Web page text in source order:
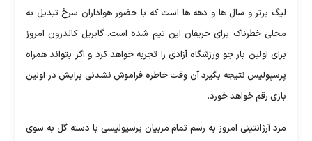
لیگ برتر و سال ها و دهه ها است که با حضور هواداران سرخ تبدیل به
محلی خطرناک برای حریفان این تیم شده است. گابریل کالدرون امروز
برای اولین بار جو ورزشگاه آزادی را تجربه خواهد کرد و اگر بتواند همراه
پرسپولیس نتیجه بگیرد آن وقت خاطره فراموش نشدنی برایش در اولین
بازی رقم خواهد خورد.
مرد آرژانتینی امروز به رسم تمام مربیان پرسپولیسی با دسته گل به سوی